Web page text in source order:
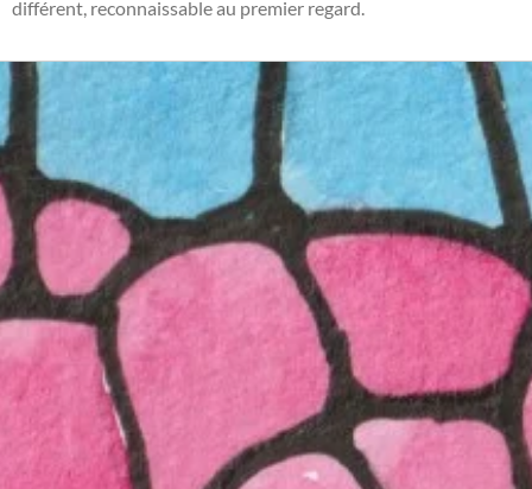
différent, reconnaissable au premier regard.